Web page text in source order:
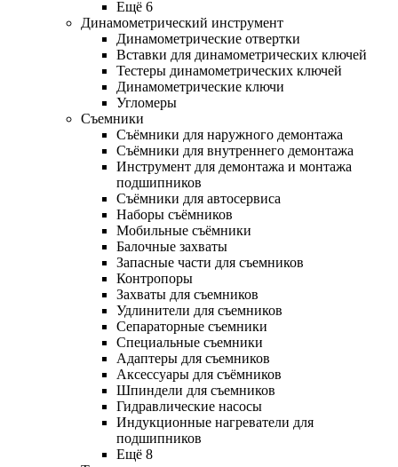
Ещё 6
Динамометрический инструмент
Динамометрические отвертки
Вставки для динамометрических ключей
Тестеры динамометрических ключей
Динамометрические ключи
Угломеры
Съемники
Съёмники для наружного демонтажа
Съёмники для внутреннего демонтажа
Инструмент для демонтажа и монтажа
подшипников
Съёмники для автосервиса
Наборы съёмников
Мобильные съёмники
Балочные захваты
Запасные части для съемников
Контропоры
Захваты для съемников
Удлинители для съемников
Сепараторные съемники
Специальные съемники
Адаптеры для съемников
Аксессуары для съёмников
Шпиндели для съемников
Гидравлические насосы
Индукционные нагреватели для
подшипников
Ещё 8